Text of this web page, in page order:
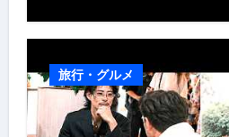
旅行・グルメ